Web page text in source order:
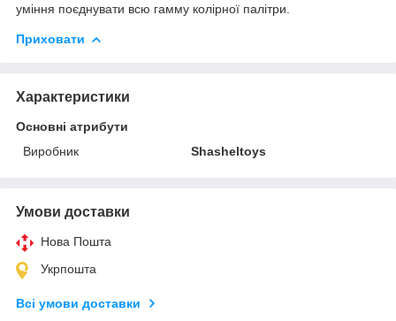
уміння поєднувати всю гамму колірної палітри.
Приховати
Характеристики
Основні атрибути
Виробник
Shasheltoys
Умови доставки
Нова Пошта
Укрпошта
Всі умови доставки